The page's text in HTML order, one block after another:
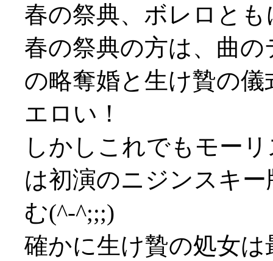
春の祭典、ボレロと
春の祭典の方は、曲
の略奪婚と生け贄の
エロい！
しかしこれでもモー
は初演のニジンスキ
む(^-^;;;)
確かに生け贄の処女